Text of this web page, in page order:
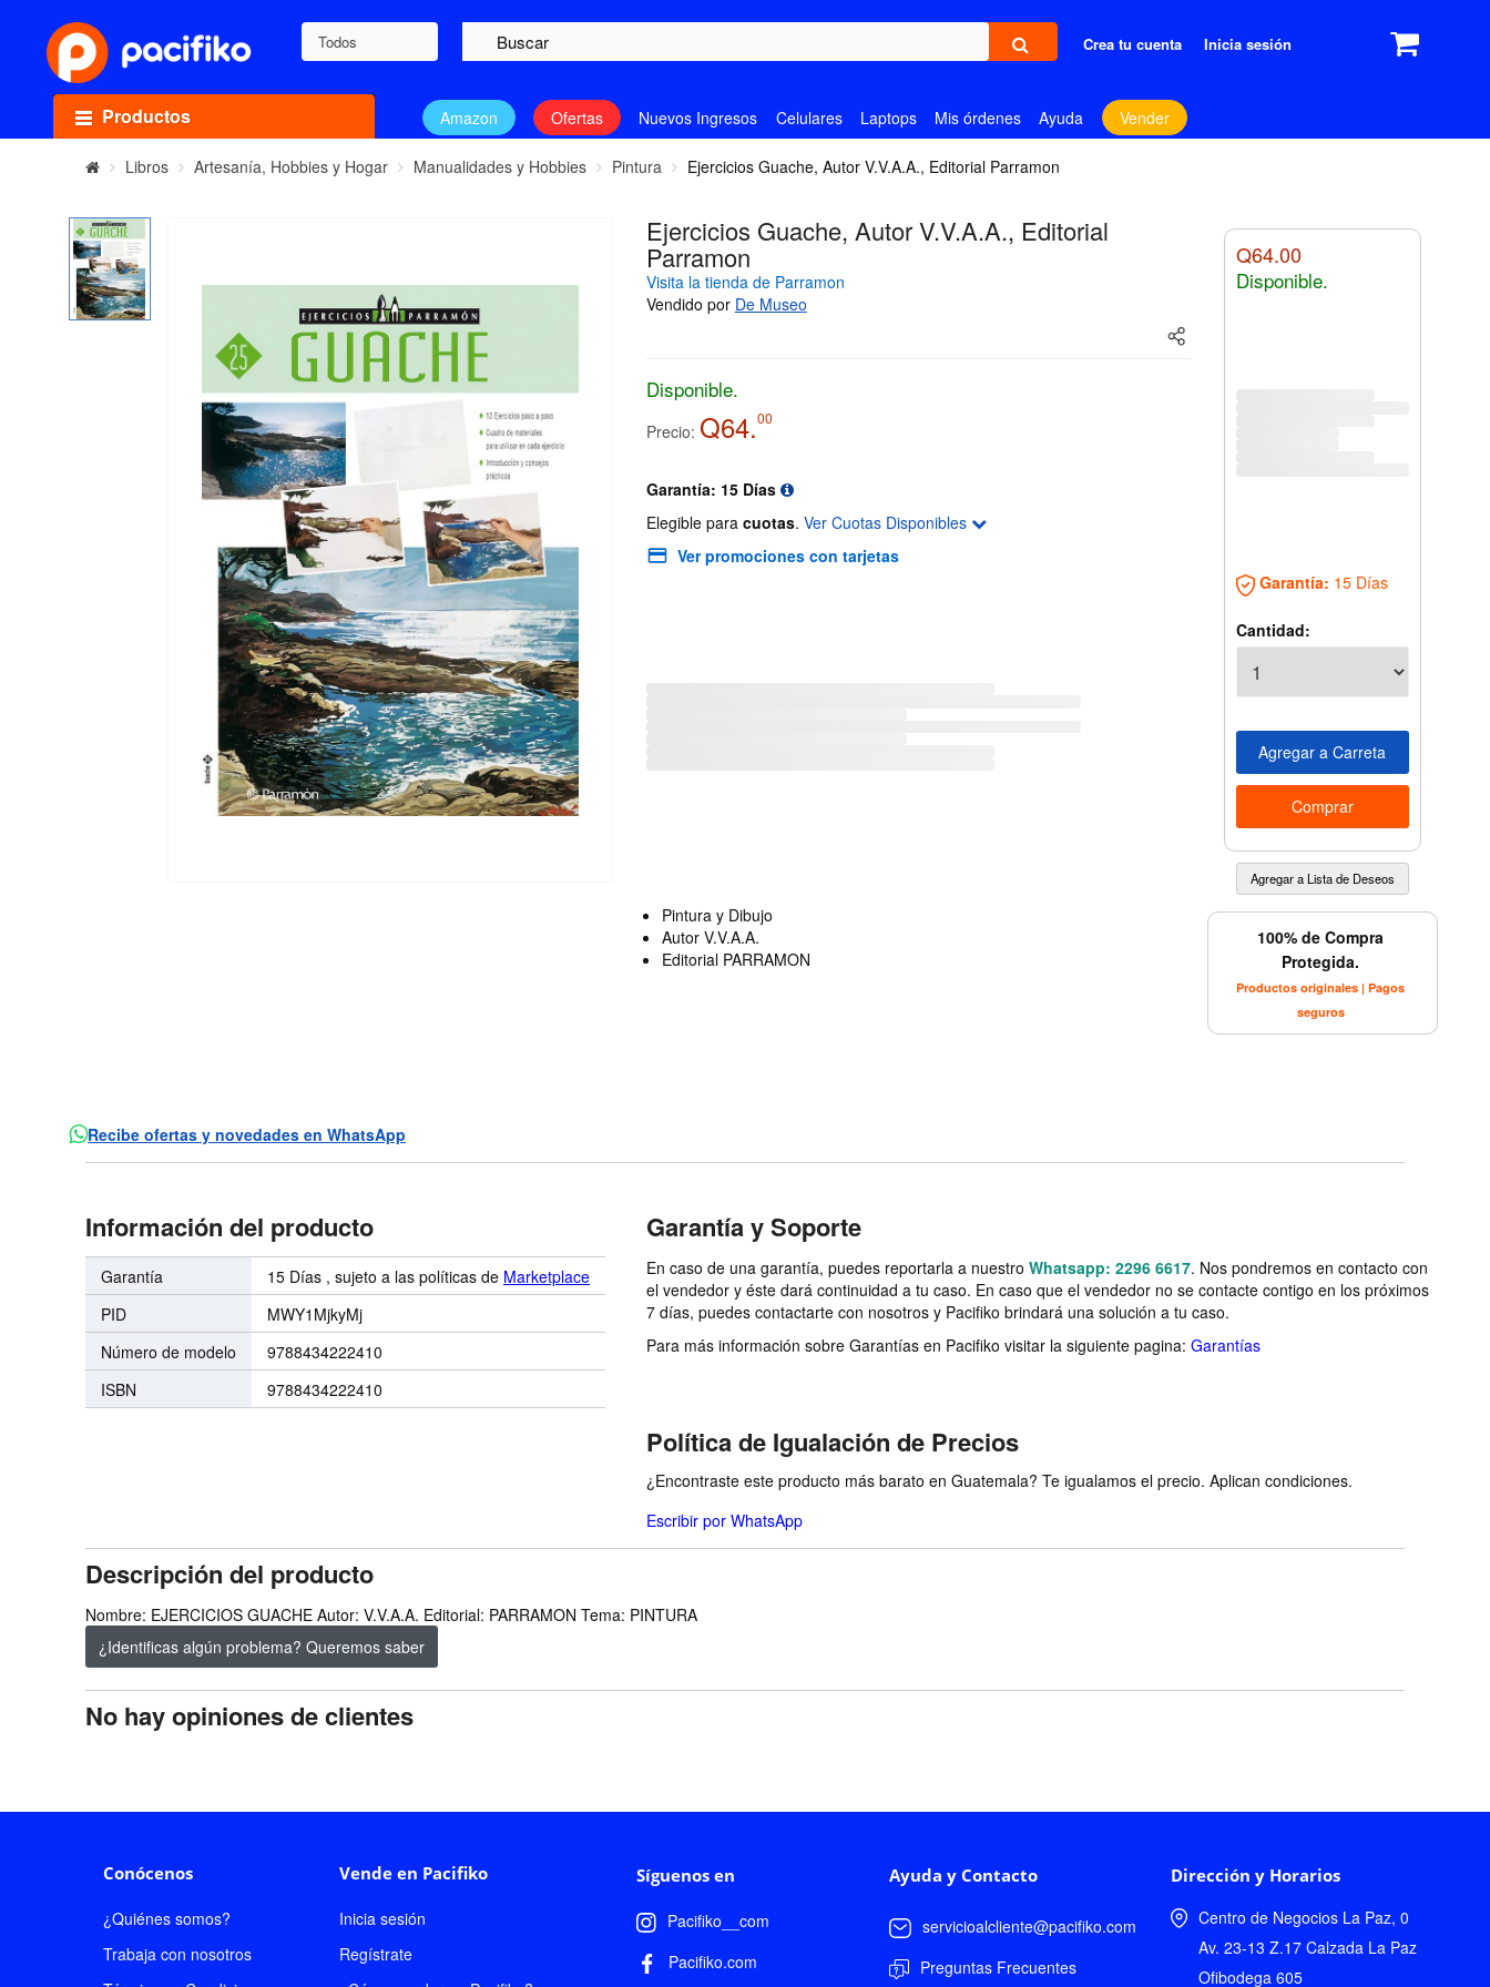
Todos Crea tu cuenta Inicia sesión
Productos Amazon Ofertas Nuevos Ingresos Celulares Laptops Mis órdenes Ayuda Vender
Libros Artesanía, Hobbies y Hogar Manualidades y Hobbies Pintura Ejercicios Guache, Autor V.V.A.A., Editorial Parramon
Ejercicios Guache, Autor V.V.A.A., Editorial
Parramon
Visita la tienda de Parramon
Vendido por De Museo
Disponible.
Precio: Q64.00
Garantía: 15 Días
Elegible para cuotas. Ver Cuotas Disponibles
Ver promociones con tarjetas
Pintura y Dibujo
Autor V.V.A.A.
Editorial PARRAMON
Q64.00
Disponible.
Garantía: 15 Días
Cantidad:
100% de Compra
Protegida.
Productos originales | Pagos
seguros
Recibe ofertas y novedades en WhatsApp
Información del producto
Garantía 15 Días , sujeto a las políticas de Marketplace
PID
MWY1MjkyMj
Número de modelo
9788434222410
ISBN
9788434222410
Garantía y Soporte
En caso de una garantía, puedes reportarla a nuestro Whatsapp: 2296 6617. Nos pondremos en contacto con
el vendedor y éste dará continuidad a tu caso. En caso que el vendedor no se contacte contigo en los próximos
7 días, puedes contactarte con nosotros y Pacifiko brindará una solución a tu caso.
Para más información sobre Garantías en Pacifiko visitar la siguiente pagina: Garantías
Política de Igualación de Precios
¿Encontraste este producto más barato en Guatemala? Te igualamos el precio. Aplican condiciones.
Escribir por WhatsApp
Descripción del producto
Nombre: EJERCICIOS GUACHE Autor: V.V.A.A. Editorial: PARRAMON Tema: PINTURA
¿Identificas algún problema? Queremos saber
No hay opiniones de clientes
Conócenos
¿Quiénes somos?
Trabaja con nosotros
Vende en Pacifiko
Inicia sesión
Regístrate
Síguenos en
Pacifiko__com
Pacifiko.com
Ayuda y Contacto
servicioalcliente@pacifiko.com
Preguntas Frecuentes
Dirección y Horarios
Centro de Negocios La Paz, 0
Av. 23-13 Z.17 Calzada La Paz
Ofibodega 605